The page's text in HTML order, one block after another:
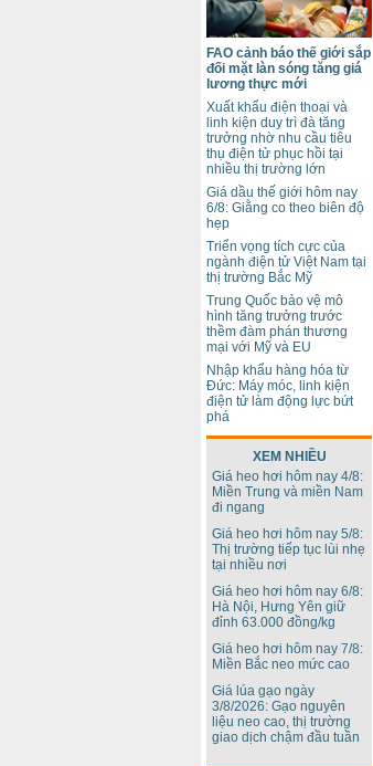
FAO cảnh báo thế giới sắp
đối mặt làn sóng tăng giá
lương thực mới
Xuất khẩu điện thoại và
linh kiện duy trì đà tăng
trưởng nhờ nhu cầu tiêu
thụ điện tử phục hồi tại
nhiều thị trường lớn
Giá dầu thế giới hôm nay
6/8: Giằng co theo biên độ
hẹp
Triển vọng tích cực của
ngành điện tử Việt Nam tại
thị trường Bắc Mỹ
Trung Quốc bảo vệ mô
hình tăng trưởng trước
thềm đàm phán thương
mại với Mỹ và EU
Nhập khẩu hàng hóa từ
Đức: Máy móc, linh kiện
điện tử làm động lực bứt
phá
XEM NHIỀU
Giá heo hơi hôm nay 4/8:
Miền Trung và miền Nam
đi ngang
Giá heo hơi hôm nay 5/8:
Thị trường tiếp tục lùi nhẹ
tại nhiều nơi
Giá heo hơi hôm nay 6/8:
Hà Nội, Hưng Yên giữ
đỉnh 63.000 đồng/kg
Giá heo hơi hôm nay 7/8:
Miền Bắc neo mức cao
Giá lúa gạo ngày
3/8/2026: Gạo nguyên
liệu neo cao, thị trường
giao dịch chậm đầu tuần